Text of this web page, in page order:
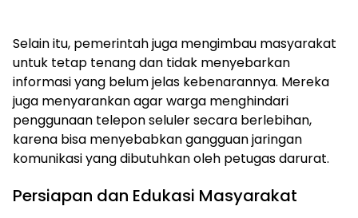
Selain itu, pemerintah juga mengimbau masyarakat
untuk tetap tenang dan tidak menyebarkan
informasi yang belum jelas kebenarannya. Mereka
juga menyarankan agar warga menghindari
penggunaan telepon seluler secara berlebihan,
karena bisa menyebabkan gangguan jaringan
komunikasi yang dibutuhkan oleh petugas darurat.
Persiapan dan Edukasi Masyarakat